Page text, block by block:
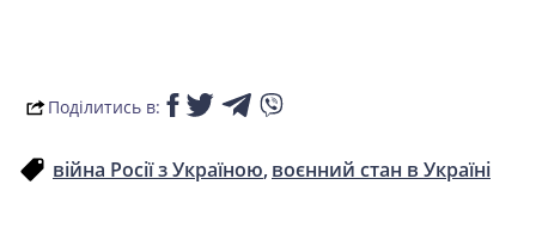
Поділитись в:
війна Росії з Україною воєнний стан в Україні